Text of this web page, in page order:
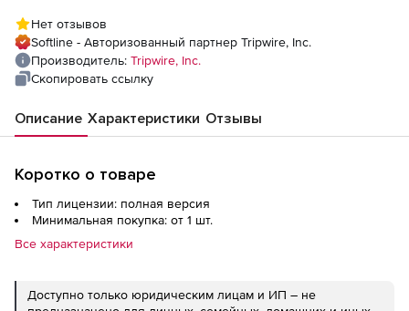
Нет отзывов
Softline - Авторизованный партнер Tripwire, Inc.
Производитель: Tripwire, Inc.
Скопировать ссылку
Описание Характеристики Отзывы
Коротко о товаре
Тип лицензии: полная версия
Минимальная покупка: от 1 шт.
Все характеристики
Доступно только юридическим лицам и ИП – не